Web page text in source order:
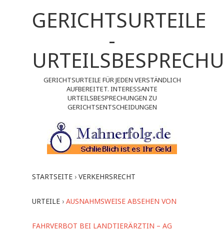
GERICHTSURTEILE
-
GERICHTSURTEILE FÜR JEDEN VERSTÄNDLICH
AUFBEREITET. INTERESSANTE
URTEILSBESPRECHUNGEN ZU
GERICHTSENTSCHEIDUNGEN
STARTSEITE › VERKEHRSRECHT
URTEILE › AUSNAHMSWEISE ABSEHEN VON
FAHRVERBOT BEI LANDTIERÄRZTIN – AG